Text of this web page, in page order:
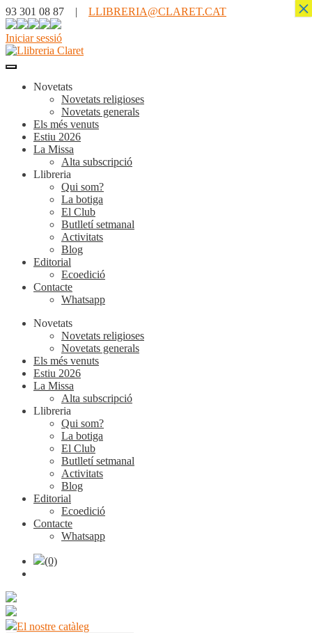
93 301 08 87 | LLIBRERIA@CLARET.CAT
Iniciar sessió
Novetats
Novetats religioses
Novetats generals
Els més venuts
Estiu 2026
La Missa
Alta subscripció
Llibreria
Qui som?
La botiga
El Club
Butlletí setmanal
Activitats
Blog
Editorial
Ecoedició
Contacte
Whatsapp
Novetats
Novetats religioses
Novetats generals
Els més venuts
Estiu 2026
La Missa
Alta subscripció
Llibreria
Qui som?
La botiga
El Club
Butlletí setmanal
Activitats
Blog
Editorial
Ecoedició
Contacte
Whatsapp
(0)
El nostre catàleg
×